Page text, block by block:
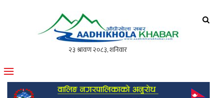
मोफसलकै लोकप्रिय अनलाइन पत्रिका